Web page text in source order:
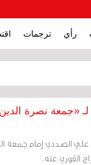
رأي ترجمات
لـ «جمعة نصرة
الصددي إمام جمعة
الفوري عنه.